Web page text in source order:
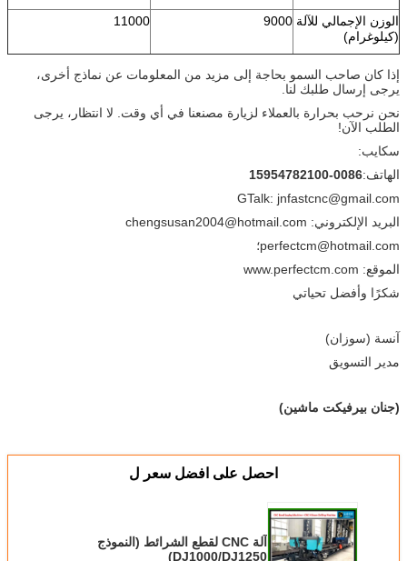
الوزن الإجمالي للآلة
(كيلوغرام)
9000
11000
إذا كان صاحب السمو بحاجة إلى مزيد من المعلومات عن نماذج أخرى،
يرجى إرسال طلبك لنا.
نحن نرحب بحرارة بالعملاء لزيارة مصنعنا في أي وقت. لا انتظار، يرجى
الطلب الآن!
سكايب:
الهاتف:0086-15954782100
GTalk: jnfastcnc@gmail.com
البريد الإلكتروني: chengsusan2004@hotmail.com
perfectcm@hotmail.com؛
الموقع: www.perfectcm.com
شكرًا وأفضل تحياتي
آنسة (سوزان)
مدير التسويق
(جنان بيرفيكت ماشين)
احصل على افضل سعر ل
آلة CNC لقطع الشرائط (النموذج
DJ1000/DJ1250)